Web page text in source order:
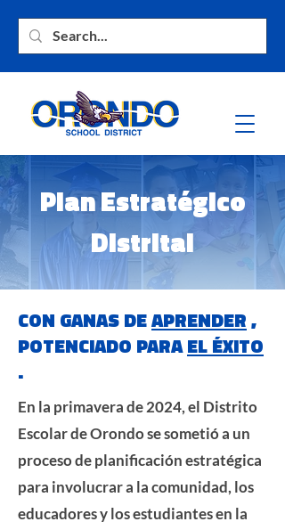
Plan Estratégico
Distrital
CON GANAS DEAPRENDER,
POTENCIADO PARAEL ÉXITO
.
En la primavera de 2024, el Distrito
Escolar de Orondo se sometió a un
proceso de planificación estratégica
para involucrar a la comunidad, los
educadores y los estudiantes en la